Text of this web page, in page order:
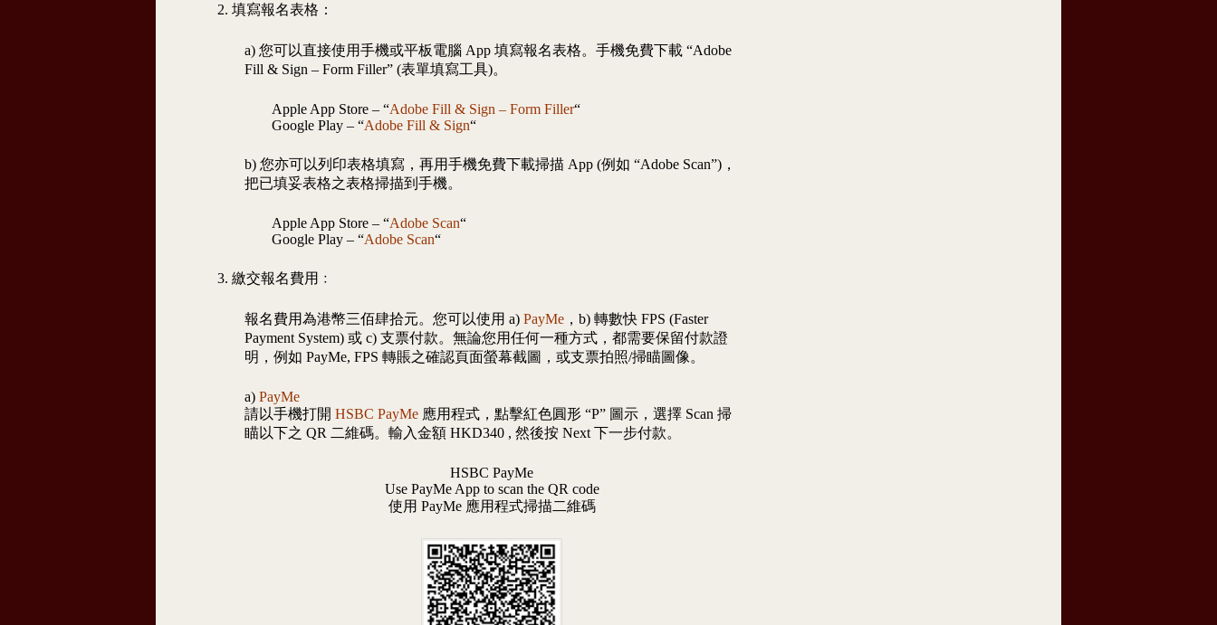
2. 填寫報名表格：
a) 您可以直接使用手機或平板電腦 App 填寫報名表格。手機免費下載 “Adobe
Fill & Sign – Form Filler” (表單填寫工具)。
Apple App Store – “Adobe Fill & Sign – Form Filler“
Google Play – “Adobe Fill & Sign“
b) 您亦可以列印表格填寫，再用手機免費下載掃描 App (例如 “Adobe Scan”)，
把已填妥表格之表格掃描到手機。
Apple App Store – “Adobe Scan“
Google Play – “Adobe Scan“
3. 繳交報名費用﹕
報名費用為港幣三佰肆拾元。您可以使用 a) PayMe ，b) 轉數快 FPS (Faster
Payment System) 或 c) 支票付款。無論您用任何一種方式，都需要保留付款證
明，例如 PayMe, FPS 轉賬之確認頁面螢幕截圖，或支票拍照/掃瞄圖像。
a) PayMe
請以手機打開 HSBC PayMe 應用程式，點擊紅色圓形 “P” 圖示，選擇 Scan 掃
瞄以下之 QR 二維碼。輸入金額 HKD340 , 然後按 Next 下一步付款。
HSBC PayMe
Use PayMe App to scan the QR code
使用 PayMe 應用程式掃描二維碼